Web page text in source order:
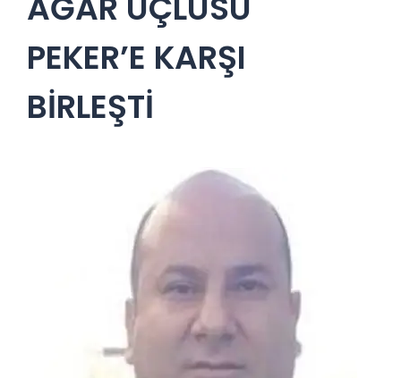
PEKER’E KARŞI
BİRLEŞTİ